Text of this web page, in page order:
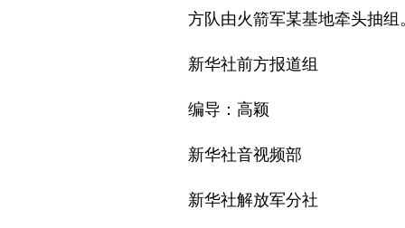
方队由火箭军某基地牵头抽组
新华社前方报道组
编导：高颖
新华社音视频部
新华社解放军分社